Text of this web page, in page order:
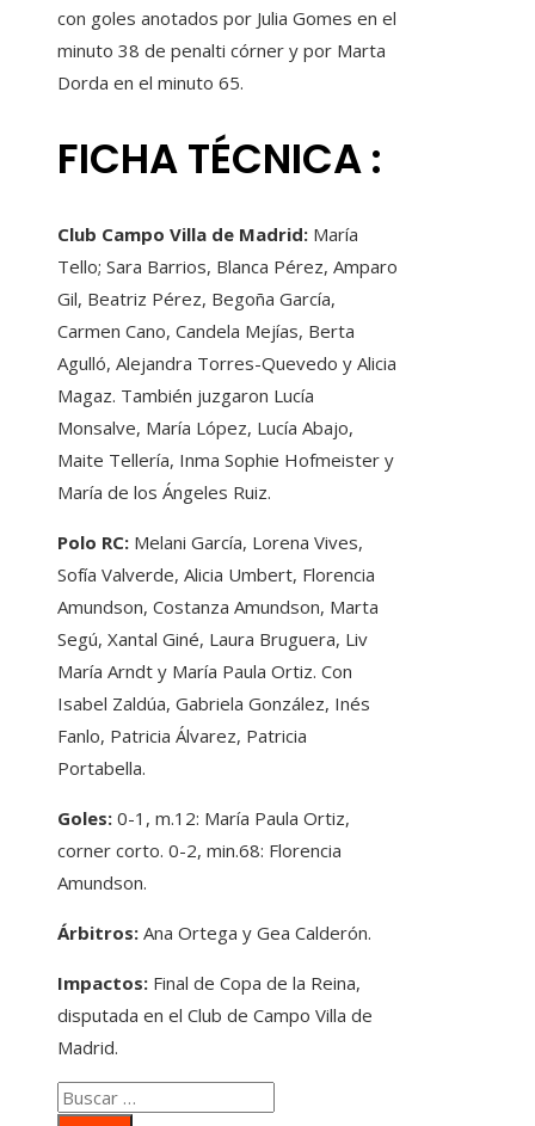
con goles anotados por Julia Gomes en el
minuto 38 de penalti córner y por Marta
Dorda en el minuto 65.
FICHA TÉCNICA :
Club Campo Villa de Madrid: María
Tello; Sara Barrios, Blanca Pérez, Amparo
Gil, Beatriz Pérez, Begoña García,
Carmen Cano, Candela Mejías, Berta
Agulló, Alejandra Torres-Quevedo y Alicia
Magaz. También juzgaron Lucía
Monsalve, María López, Lucía Abajo,
Maite Tellería, Inma Sophie Hofmeister y
María de los Ángeles Ruiz.
Polo RC: Melani García, Lorena Vives,
Sofía Valverde, Alicia Umbert, Florencia
Amundson, Costanza Amundson, Marta
Segú, Xantal Giné, Laura Bruguera, Liv
María Arndt y María Paula Ortiz. Con
Isabel Zaldúa, Gabriela González, Inés
Fanlo, Patricia Álvarez, Patricia
Portabella.
Goles: 0-1, m.12: María Paula Ortiz,
corner corto. 0-2, min.68: Florencia
Amundson.
Árbitros: Ana Ortega y Gea Calderón.
Impactos: Final de Copa de la Reina,
disputada en el Club de Campo Villa de
Madrid.
Buscar: